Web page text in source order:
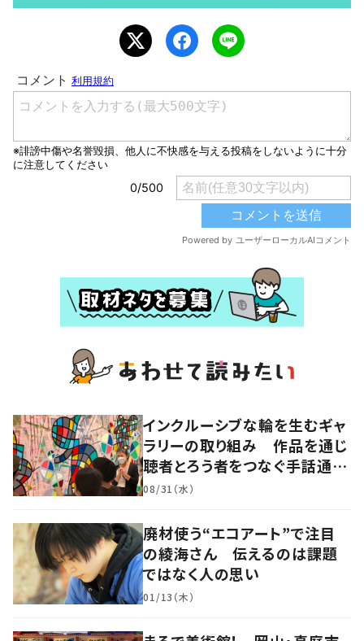
インクルーシブな輪を生むギャ
ラリーの取り組み 作品を通じ
聴者とろう者をつなぐ手話通訳
士
08/31（水）
廃材使う“エコアート”で注目
の綾海さん 伝えるのは課題
ではなく人の思い
01/13（木）